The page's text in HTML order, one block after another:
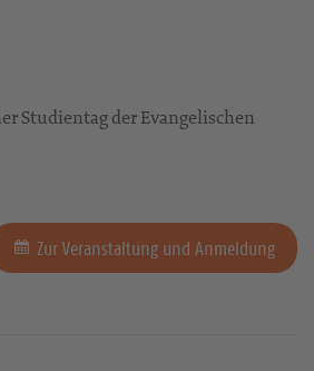
Studientag der Evangelischen
Zur Veranstaltung und Anmeldung